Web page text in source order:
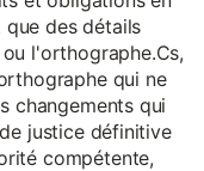
des détails
l'orthographe.Cs,
qui ne
changements qui
justice définitive
compétente,